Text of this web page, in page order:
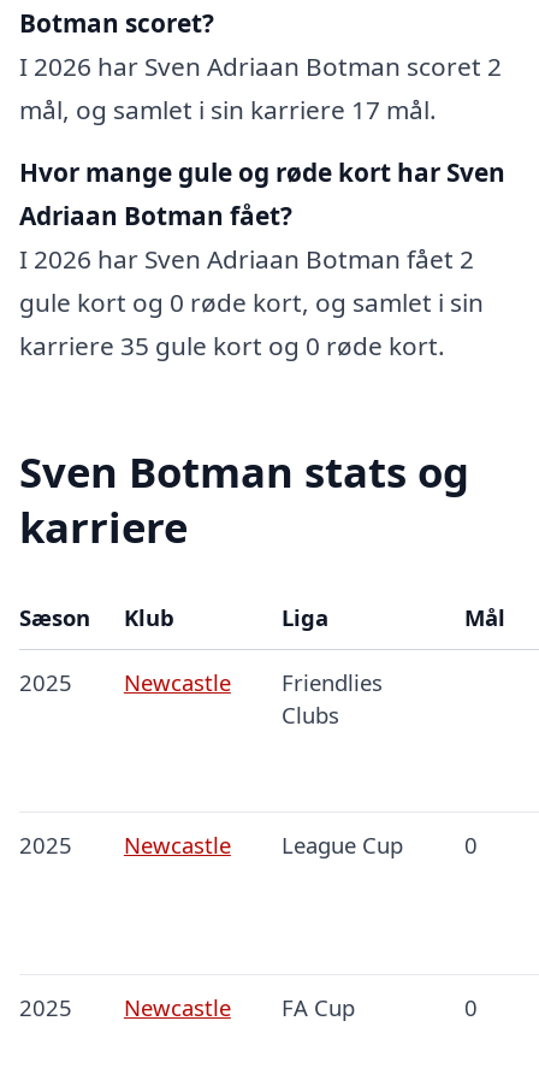
Botman scoret?
I 2026 har Sven Adriaan Botman scoret 2
mål, og samlet i sin karriere 17 mål.
Hvor mange gule og røde kort har Sven
Adriaan Botman fået?
I 2026 har Sven Adriaan Botman fået 2
gule kort og 0 røde kort, og samlet i sin
karriere 35 gule kort og 0 røde kort.
Sven Botman stats og
karriere
Sæson Klub Liga Mål
2025 Newcastle
Friendlies
Clubs
2025 Newcastle League Cup 0
2025 Newcastle FA Cup 0